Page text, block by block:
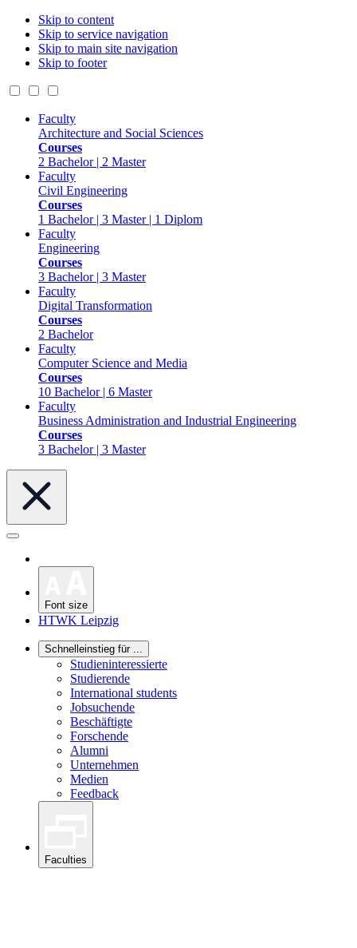
Skip to content
Skip to service navigation
Skip to main site navigation
Skip to footer
Faculty
Architecture and Social Sciences
Courses
2 Bachelor | 2 Master
Faculty
Civil Engineering
Courses
1 Bachelor | 3 Master | 1 Diplom
Faculty
Engineering
Courses
3 Bachelor | 3 Master
Faculty
Digital Transformation
Courses
2 Bachelor
Faculty
Computer Science and Media
Courses
10 Bachelor | 6 Master
Faculty
Business Administration and Industrial Engineering
Courses
3 Bachelor | 3 Master
Font size
HTWK Leipzig
Schnelleinstieg für ...
Studieninteressierte
Studierende
International students
Jobsuchende
Beschäftigte
Forschende
Alumni
Unternehmen
Medien
Feedback
Faculties